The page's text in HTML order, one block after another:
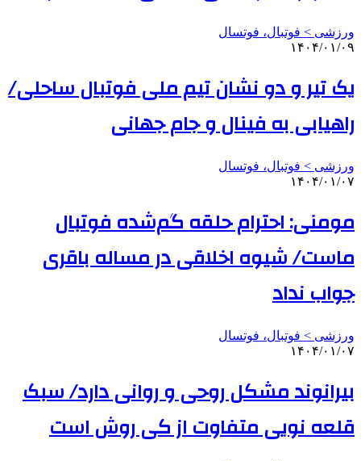
ورزشی > فوتبال، فوتسال
۱۴۰۴/۰۱/۰۹
یک تیر و دو نشان تیم ملی فوتبال ساحلی/
راهیابی به فینال و جام جهانی
ورزشی > فوتبال، فوتسال
۱۴۰۴/۰۱/۰۷
مومنی: احترام حلقه گم‌شده فوتبال
ماست/ شیوه اخلاقی در مساله باقری
جواب نداد
ورزشی > فوتبال، فوتسال
۱۴۰۴/۰۱/۰۷
بیرانوند مشکل روحی و روانی دارد/ سبک
قلعه نویی متفاوت از کی روش است